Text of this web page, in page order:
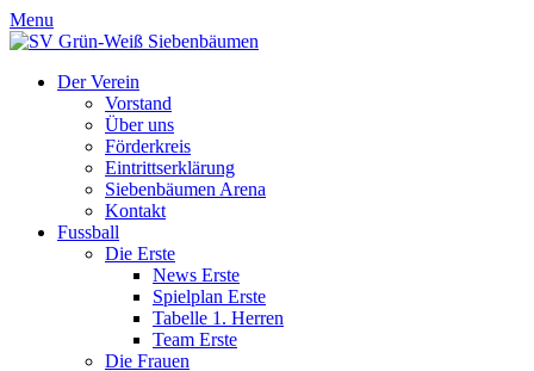
Menu
Der Verein
Vorstand
Über uns
Förderkreis
Eintrittserklärung
Siebenbäumen Arena
Kontakt
Fussball
Die Erste
News Erste
Spielplan Erste
Tabelle 1. Herren
Team Erste
Die Frauen